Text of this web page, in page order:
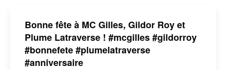
Bonne fête à MC Gilles, Gildor Roy et
Plume Latraverse ! #mcgilles #gildorroy
#bonnefete #plumelatraverse
#anniversaire